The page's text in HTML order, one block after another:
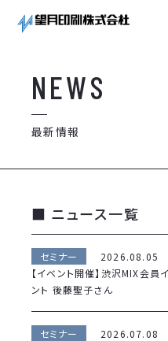
NEWS
最新情報
■ ニュース一覧
セミナー
2026.08.05
【イベント開催】渋沢MIX会員
ント 後藤聖子さん
セミナー
2026.07.08